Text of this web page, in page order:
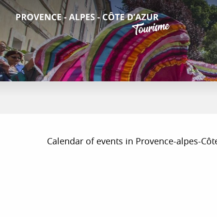
Aller
contenu
principal
Calendar of events in Provence-alpes-